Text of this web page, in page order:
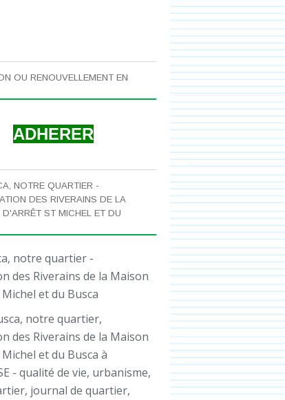
NOTRE QUARTIER -
DES RIVERAINS DE LA
ST MICHEL ET DU
notre quartier,
des Riverains de la Maison
et du Busca à
- qualité de vie, urbanisme,
journal de quartier,
OU RENOUVELLEMENT EN
ADHERER